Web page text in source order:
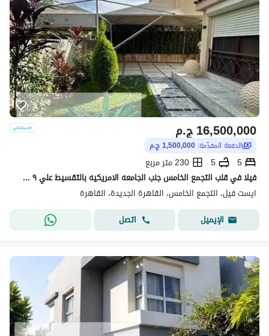
ج.م16,500,000
الدفعة المقدّمة: 1,500,000 ج.م
5
5
230 متر مربع
فيلا في قلب التجمع الخامس جنب الجامعه الامريكيه بالتقسيط علي ٩ سنين
ايست فيل، التجمع الخامس، القاهرة الجديدة، القاهرة
الإيميل
اتصل